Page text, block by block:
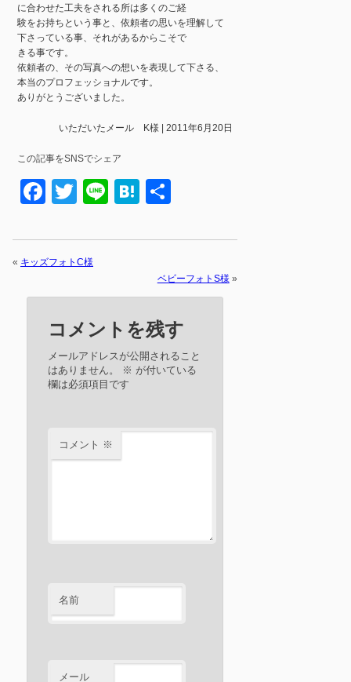
に合わせた工夫をされる所は多くのご経
験をお持ちという事と、依頼者の思いを理解して
下さっている事、それがあるからこそで
きる事です。
依頼者の、その写真への想いを表現して下さる、
本当のプロフェッショナルです。
ありがとうございました。
いただいたメール K様 | 2011年6月20日
この記事をSNSでシェア
Facebook
Twitter
LineHatena
« キッズフォトC様
ベビーフォトS様»
コメントを残す
メールアドレスが公開されること
はありません。
※ が付いている
欄は必須項目です
コメント ※
名前
メール